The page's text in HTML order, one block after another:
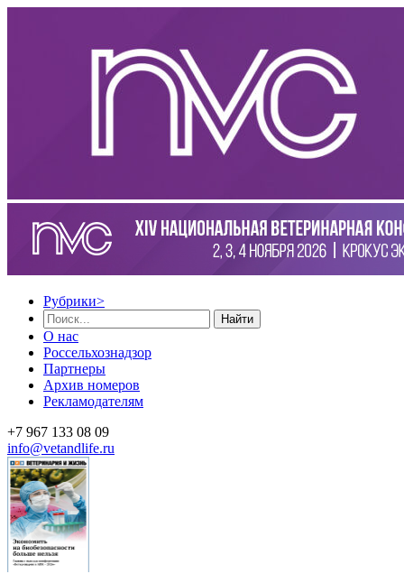
Рубрики>
Найти
О нас
Россельхознадзор
Партнеры
Архив номеров
Рекламодателям
+7 967 133 08 09
info@vetandlife.ru